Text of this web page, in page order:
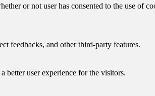
or not user has consented to the use of
feedbacks, and other third-party features.
better user experience for the visitors.